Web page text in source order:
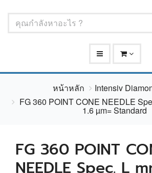
หน้าหลัก
Intensiv
FG 360 POINT CONE NEEDLE
1.6 µm= Standard
FG 360 POINT
NEEDLE Spec. L